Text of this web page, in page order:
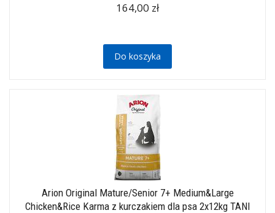
164,00 zł
Do koszyka
Arion Original Mature/Senior 7+ Medium&Large
Chicken&Rice Karma z kurczakiem dla psa 2x12kg TANI